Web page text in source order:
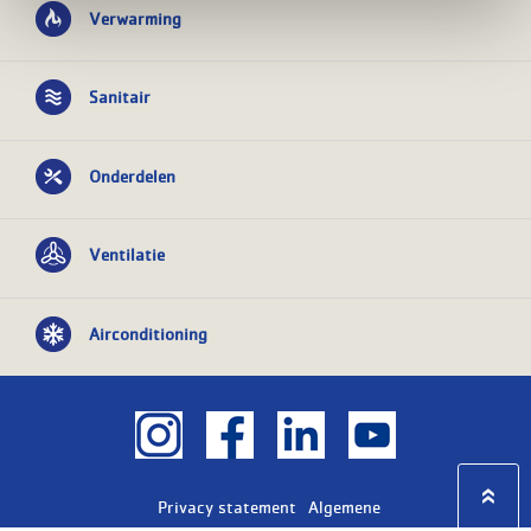
Verwarming
Sanitair
Onderdelen
Ventilatie
Airconditioning
Privacy statement Algemene